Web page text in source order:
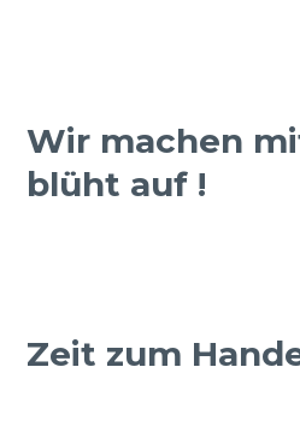
Wir machen
blüht auf !
Zeit zum